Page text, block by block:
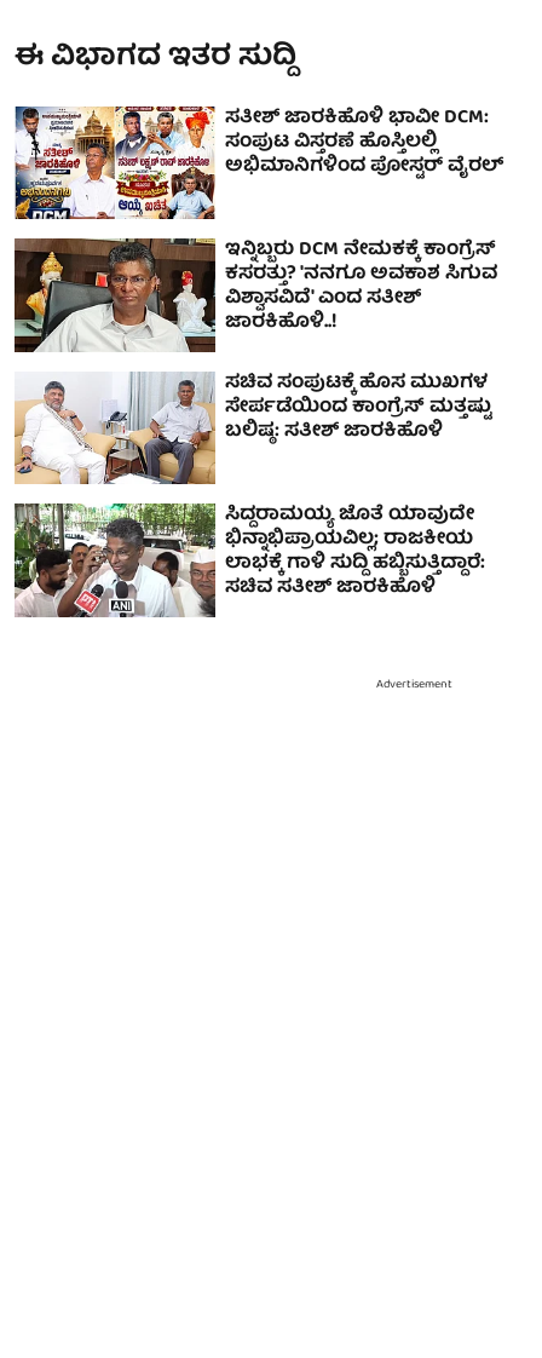
ಈ ವಿಭಾಗದ ಇತರ ಸುದ್ದಿ
ಸತೀಶ್ ಜಾರಕಿಹೊಳಿ ಭಾವೀ DCM:
ಸಂಪುಟ ವಿಸ್ತರಣೆ ಹೊಸ್ತಿಲಲ್ಲಿ
ಅಭಿಮಾನಿಗಳಿಂದ ಪೋಸ್ಟರ್ ವೈರಲ್
ಇನ್ನಿಬ್ಬರು DCM ನೇಮಕಕ್ಕೆ ಕಾಂಗ್ರೆಸ್
ಕಸರತ್ತು? 'ನನಗೂ ಅವಕಾಶ ಸಿಗುವ
ವಿಶ್ವಾಸವಿದೆ' ಎಂದ ಸತೀಶ್
ಜಾರಕಿಹೊಳಿ..!
ಸಚಿವ ಸಂಪುಟಕ್ಕೆ ಹೊಸ ಮುಖಗಳ
ಸೇರ್ಪಡೆಯಿಂದ ಕಾಂಗ್ರೆಸ್ ಮತ್ತಷ್ಟು
ಬಲಿಷ್ಠ: ಸತೀಶ್ ಜಾರಕಿಹೊಳಿ
ಸಿದ್ದರಾಮಯ್ಯ ಜೊತೆ ಯಾವುದೇ
ಭಿನ್ನಾಭಿಪ್ರಾಯವಿಲ್ಲ; ರಾಜಕೀಯ
ಲಾಭಕ್ಕೆ ಗಾಳಿ ಸುದ್ದಿ ಹಬ್ಬಿಸುತ್ತಿದ್ದಾರೆ:
ಸಚಿವ ಸತೀಶ್ ಜಾರಕಿಹೊಳಿ
Advertisement